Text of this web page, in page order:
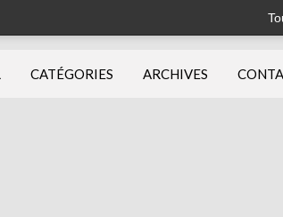
CATÉGORIES ARCHIVES